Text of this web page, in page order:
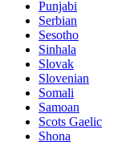
Punjabi
Serbian
Sesotho
Sinhala
Slovak
Slovenian
Somali
Samoan
Scots Gaelic
Shona